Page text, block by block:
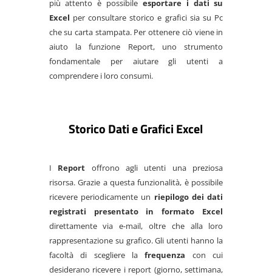
più attento è possibile esportare i dati su
Excel per consultare storico e grafici sia su Pc
che su carta stampata. Per ottenere ciò viene in
aiuto la funzione Report, uno strumento
fondamentale per aiutare gli utenti a
comprendere i loro consumi.
Storico Dati e Grafici Excel
I Report offrono agli utenti una preziosa
risorsa. Grazie a questa funzionalità, è possibile
ricevere periodicamente un riepilogo dei dati
registrati presentato in formato Excel
direttamente via e-mail, oltre che alla loro
rappresentazione su grafico. Gli utenti hanno la
facoltà di scegliere lafrequenza con cui
desiderano ricevere i report (giorno, settimana,